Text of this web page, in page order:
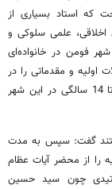
که استاد بسیاری از
علمی سلوکی و
بهره‌های کافی را برده در سال 1295 در شهر فومن در خانواده‌ای
و مقدماتی را در
فومن گذرانده و بعد از 5 سال به کربلا مشرف شده و تا 14 سالگی در این شهر
گفت: سپس به مدت
را از محضر آیات عظام
چون سید حسین